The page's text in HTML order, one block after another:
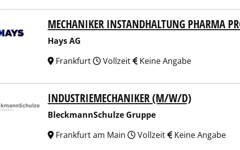
MECHANIKER INSTANDHALTUNG PHARMA
Hays AG
Frankfurt
Vollzeit Keine Angabe
Gruppe
INDUSTRIEMECHANIKER (M/W/D)
BleckmannSchulze Gruppe
Frankfurt am Main
Vollzeit Keine Angabe